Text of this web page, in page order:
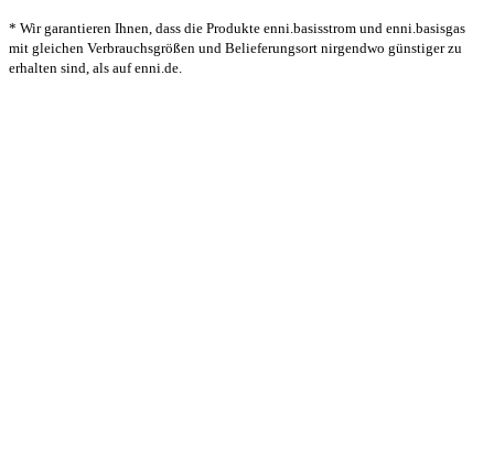
* Wir garantieren Ihnen, dass die Produkte enni.basisstrom und enni.basisgas
mit gleichen Verbrauchsgrößen und Belieferungsort nirgendwo günstiger zu
erhalten sind, als auf enni.de.